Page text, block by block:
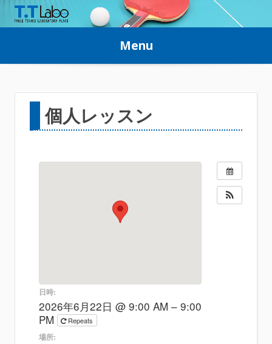
Skip
to
Menu
個人レッスン
日時:
2026年6月22日 @ 9:00 AM – 9:00
PM
Repeats
場所: